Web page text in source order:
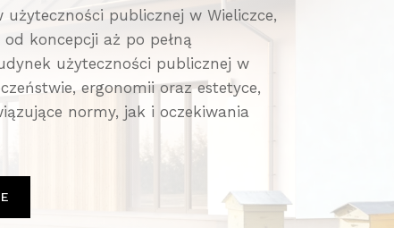
publicznej w Wieliczce,
koncepcji aż po pełną
użyteczności publicznej w
ergonomii oraz estetyce,
normy, jak i oczekiwania